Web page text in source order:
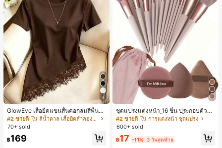
4
GlowEve เสื้อยืดแขนสั้นคอกลมสีพื้นลำ
ลองอเนกประสงค์สำหรับผู้หญิง
#2 ขายดี
ใน สีน้ำตาล เสื้อยืดลำลองพื้นฐาน
70+ sold
฿169
ชุดแปรงแต่งหน้า 16 ชิ้น ประกอบด้วยแ
ปรงแต่งหน้า 13 ชิ้น, ฟองน้ำแต่งหน้ารู
ปหยดน้ำ 1 ชิ้น, แปรงแป้งรองพื้นกลม 1
1 ชิ้น - ชุดคลาสสิก ทำจากขนสังเคราะ
#2 ขายดี ใน การแต่งหน้า ชุดแปรง
600+ sold
฿17 -11% 3 วันสุดท้าย